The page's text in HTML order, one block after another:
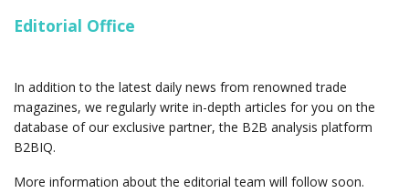
Editorial Office
In addition to the latest daily news from renowned trade
magazines, we regularly write in-depth articles for you on the
database of our exclusive partner, the B2B analysis platform
B2BIQ.
More information about the editorial team will follow soon.